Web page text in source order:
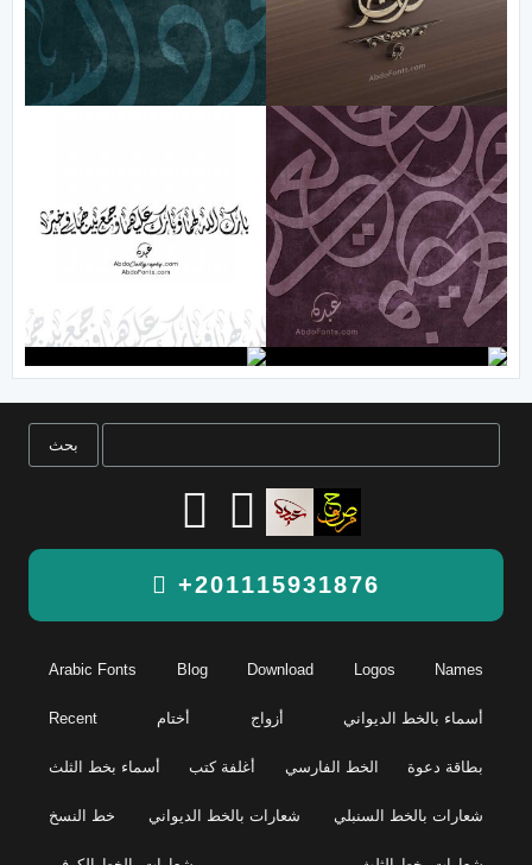
+201115931876
Arabic Fonts Blog Download Logos Names
Recent أختام أزواج أسماء بالخط الديواني
أسماء بخط الثلث أغلفة كتب الخط الفارسي بطاقة دعوة
خط النسخ شعارات بالخط الديواني شعارات بالخط السنبلي